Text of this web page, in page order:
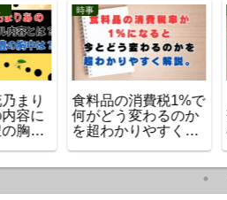
男性転
み事故
はど
時事
高台寺（京都・東山
区）で火事！どこ？
出火原因・けが人・